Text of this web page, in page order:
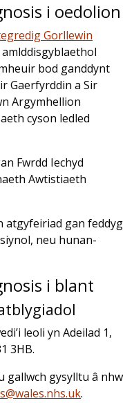
i oedolion
Gorllewin
bod ganddynt
Gaerfyrddin a Sir
Argymhellion
cyson ledled
Fwrdd Iechyd
Awtistiaeth
atgyfeiriad gan feddyg
neu hunan-
i blant
leoli yn Adeilad 1,
3HB.
gallwch gysylltu â nhw
.